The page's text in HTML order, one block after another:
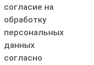
согласие на
обработку
персональных
данных
согласно